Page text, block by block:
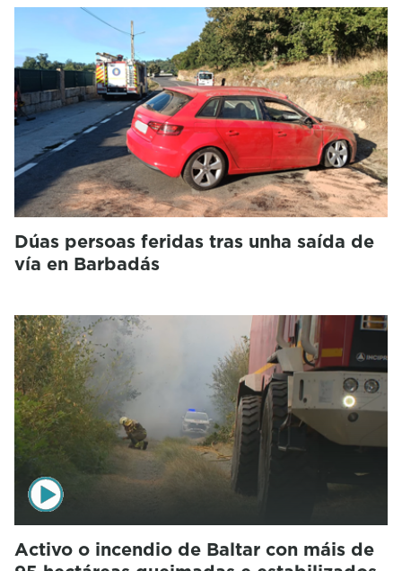
Dúas persoas feridas tras unha saída de
vía en Barbadás
Activo o incendio de Baltar con máis de